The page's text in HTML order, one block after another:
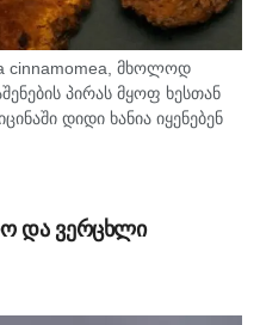
cinnamomea, მხოლოდ
პირას მყოფ ხესთან
დიდი ხანია იყენებენ
კიბოსთან ბრძოლის
­და ვ­ერცხლი